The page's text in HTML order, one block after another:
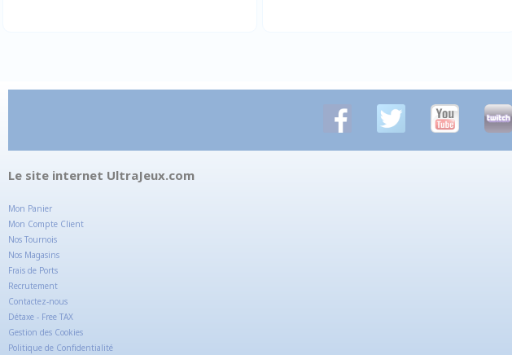
Le site internet UltraJeux.com
Mon Panier
Mon Compte Client
Nos Tournois
Nos Magasins
Frais de Ports
Recrutement
Contactez-nous
Détaxe - Free TAX
Gestion des Cookies
Politique de Confidentialité